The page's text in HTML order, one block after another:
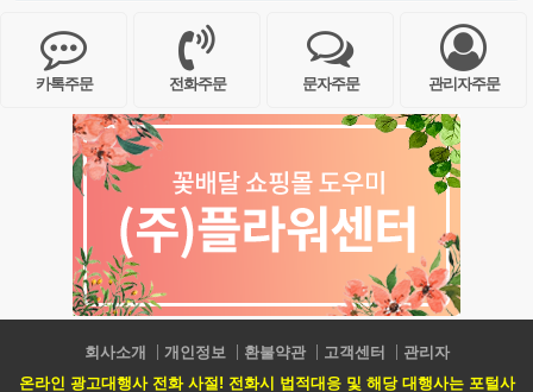
카톡주문 전화주문 문자주문 관리자주문
회사소개 개인정보 환불약관 고객센터
관리자
온라인 광고대행사 전화 사절! 전화시 법적대응 및 해당 대행사는 포털사